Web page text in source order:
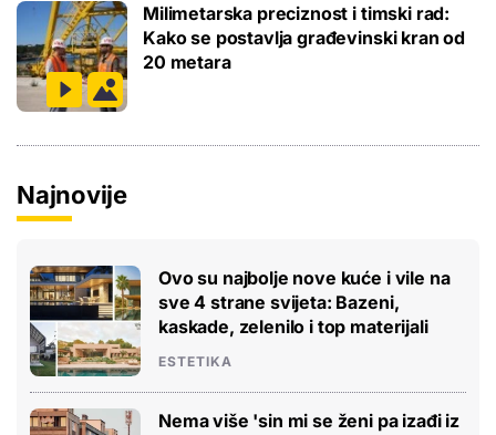
Milimetarska preciznost i timski rad:
Kako se postavlja građevinski kran od
20 metara
Najnovije
Ovo su najbolje nove kuće i vile na
sve 4 strane svijeta: Bazeni,
kaskade, zelenilo i top materijali
ESTETIKA
Nema više 'sin mi se ženi pa izađi iz